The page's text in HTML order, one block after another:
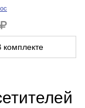
комплекте